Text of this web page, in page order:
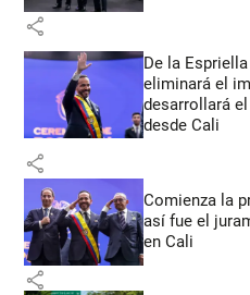
share
De la
eliminará el
desarrollará
desde Cali
share
Comienza la
así fue el
en Cali
share